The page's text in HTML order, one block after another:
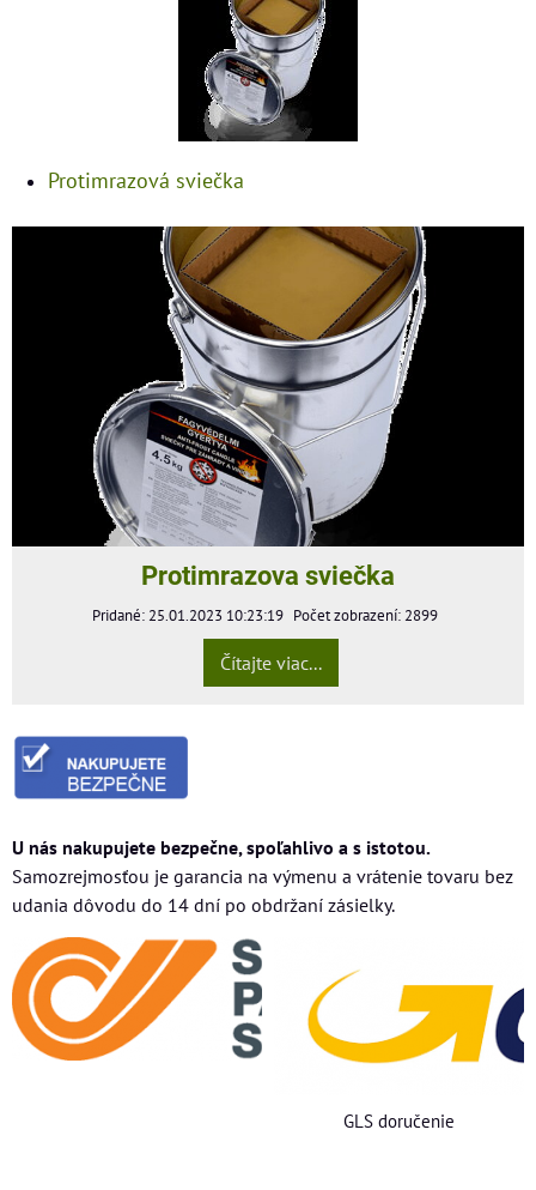
Protimrazová sviečka
Protimrazova sviečka
Pridané: 25.01.2023 10:23:19 Počet zobrazení: 2899
Čítajte viac...
U nás nakupujete bezpečne, spoľahlivo a s istotou.
Samozrejmosťou je garancia na výmenu a vrátenie tovaru bez
udania dôvodu do 14 dní po obdržaní zásielky.
GLS doručenie